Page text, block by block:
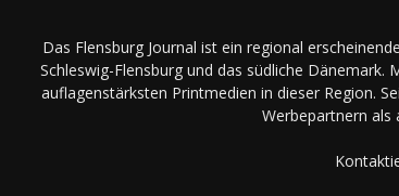
Das Flensburg Journal ist ein regional
Schleswig-Flensburg und das südliche Dänemark.
auflagenstärksten Printmedien in dieser Region.
Werbepartnern als